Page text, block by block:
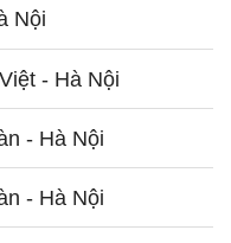
Nội
- Hà Nội
- Hà Nội
- Hà Nội